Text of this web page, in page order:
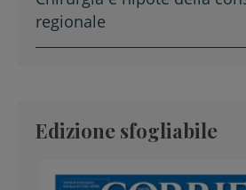
regionale
Edizione sfogliabile